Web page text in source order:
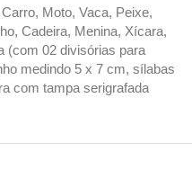
Moto, Vaca, Peixe,
Cadeira, Menina, Xícara,
(com 02 divisórias para
medindo 5 x 7 cm, sílabas
com tampa serigrafada